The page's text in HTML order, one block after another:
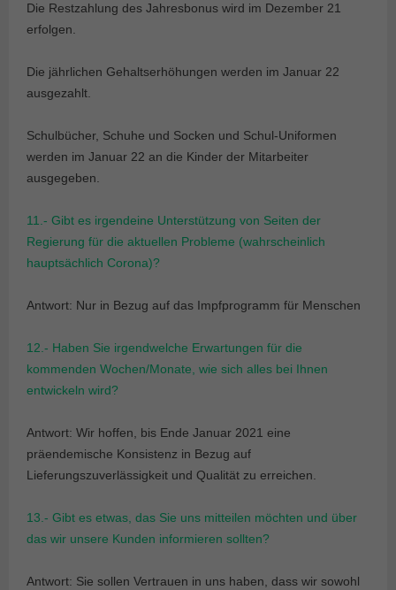
Die Restzahlung des Jahresbonus wird im Dezember 21
erfolgen.
Die jährlichen Gehaltserhöhungen werden im Januar 22
ausgezahlt.
Schulbücher, Schuhe und Socken und Schul-Uniformen
werden im Januar 22 an die Kinder der Mitarbeiter
ausgegeben.
11.- Gibt es irgendeine Unterstützung von Seiten der
Regierung für die aktuellen Probleme (wahrscheinlich
hauptsächlich Corona)?
Antwort: Nur in Bezug auf das Impfprogramm für Menschen
12.- Haben Sie irgendwelche Erwartungen für die
kommenden Wochen/Monate, wie sich alles bei Ihnen
entwickeln wird?
Antwort: Wir hoffen, bis Ende Januar 2021 eine
präendemische Konsistenz in Bezug auf
Lieferungszuverlässigkeit und Qualität zu erreichen.
13.- Gibt es etwas, das Sie uns mitteilen möchten und über
das wir unsere Kunden informieren sollten?
Antwort: Sie sollen Vertrauen in uns haben, dass wir sowohl